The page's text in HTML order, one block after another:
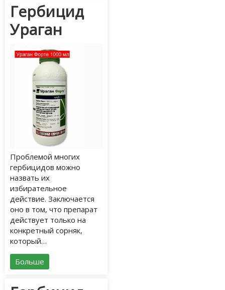
Гербицид
Ураган
Проблемой многих
гербицидов можно
назвать их
избирательное
действие. Заключается
оно в том, что препарат
действует только на
конкретный сорняк,
который…
Больше